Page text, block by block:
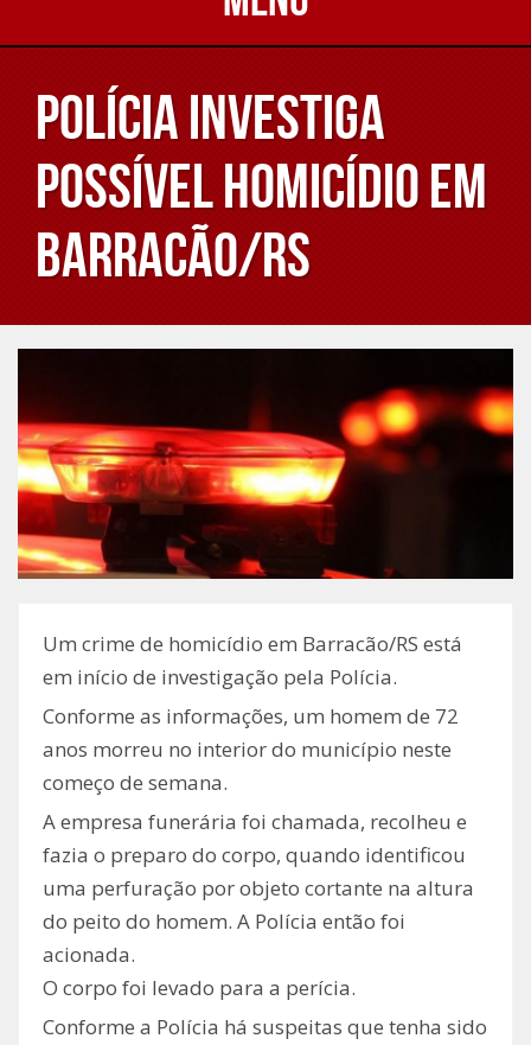
Polícia investiga
possível homicídio em
Barracão/RS
Um crime de homicídio em Barracão/RS está
em início de investigação pela Polícia.
Conforme as informações, um homem de 72
anos morreu no interior do município neste
começo de semana.
A empresa funerária foi chamada, recolheu e
fazia o preparo do corpo, quando identificou
uma perfuração por objeto cortante na altura
do peito do homem. A Polícia então foi
acionada.
O corpo foi levado para a perícia.
Conforme a Polícia há suspeitas que tenha sido